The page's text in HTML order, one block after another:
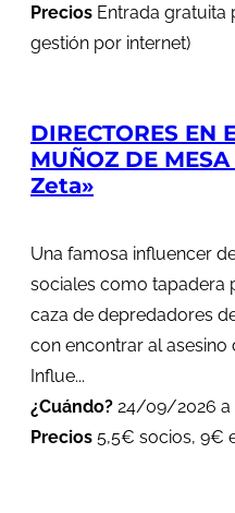
Precios Entrada gratuita
gestión por internet)
DIRECTORES EN
MUÑOZ DE
Zeta»
Una famosa influencer
sociales como tapadera
caza de depredadores
con encontrar al asesino
Influe...
¿Cuándo? 24/09/2026 a
Precios 5,5€ socios, 9€